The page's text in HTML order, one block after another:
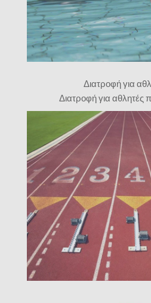
Διατροφή για
Διατροφή για αθλητές